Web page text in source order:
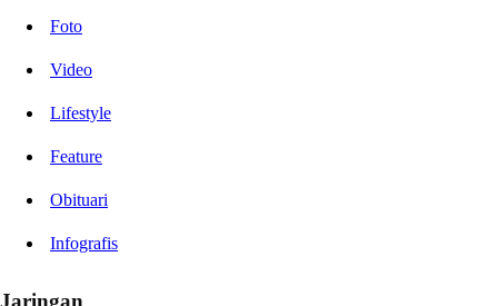
Foto
Video
Lifestyle
Feature
Obituari
Infografis
Jaringan